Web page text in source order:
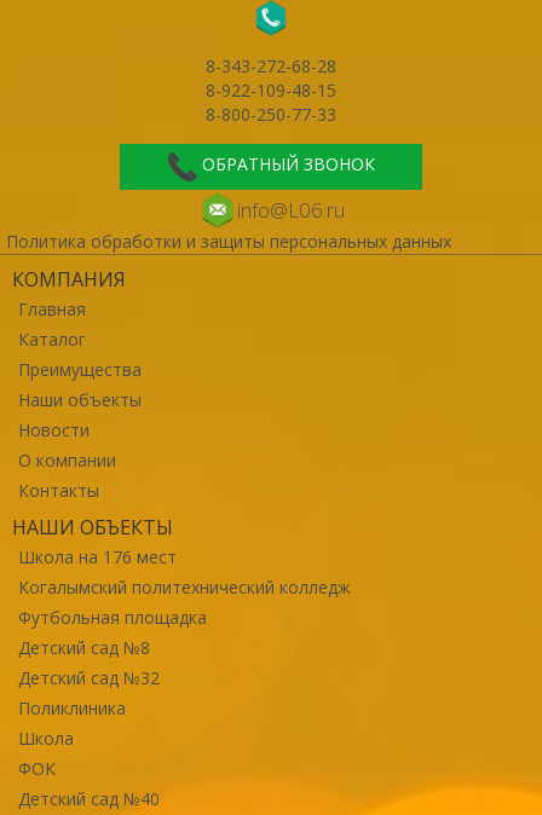
8-343-272-68-28
8-922-109-48-15
8-800-250-77-33
ОБРАТНЫЙ ЗВОНОК
info@L06.ru
Политика обработки и защиты персональных данных
КОМПАНИЯ
Главная
Каталог
Преимущества
Наши объекты
Новости
О компании
Контакты
НАШИ ОБЪЕКТЫ
Школа на 176 мест
Когалымский политехнический колледж
Футбольная площадка
Детский сад №8
Детский сад №32
Поликлиника
Школа
ФОК
Детский сад №40